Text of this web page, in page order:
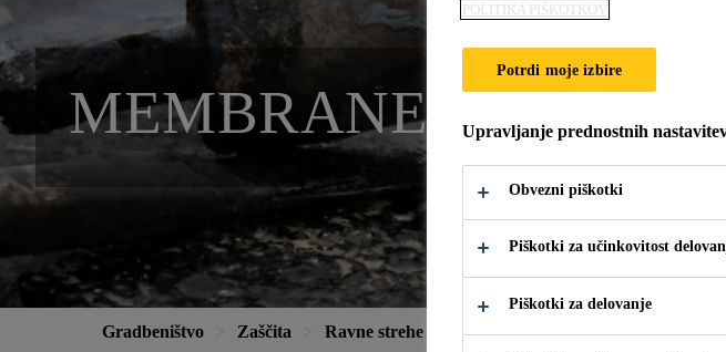
MEMBRANE NA
Gradbeništvo Zaščita Ravne strehe Membrane na osnovi bitumna
POLITIKA PIŠKOTKOV
Potrdi moje izbire
Upravljanje prednostnih
Obvezni piškotki
Piškotki za učinkovitost
Piškotki za delovanje